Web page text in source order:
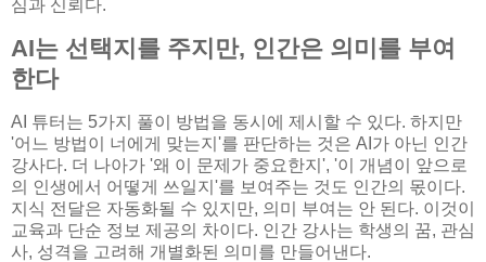
심과 신뢰다.
AI는 선택지를 주지만, 인간은 의미를 부여
한다
AI 튜터는 5가지 풀이 방법을 동시에 제시할 수 있다. 하지만
'어느 방법이 너에게 맞는지'를 판단하는 것은 AI가 아닌 인간
강사다. 더 나아가 '왜 이 문제가 중요한지', '이 개념이 앞으로
의 인생에서 어떻게 쓰일지'를 보여주는 것도 인간의 몫이다.
지식 전달은 자동화될 수 있지만, 의미 부여는 안 된다. 이것이
교육과 단순 정보 제공의 차이다. 인간 강사는 학생의 꿈, 관심
사, 성격을 고려해 개별화된 의미를 만들어낸다.